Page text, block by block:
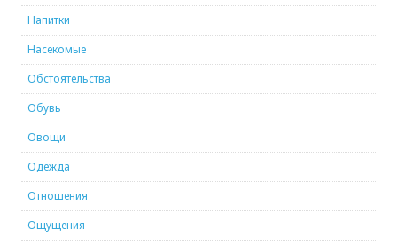
Напитки
Насекомые
Обстоятельства
Обувь
Овощи
Одежда
Отношения
Ощущения